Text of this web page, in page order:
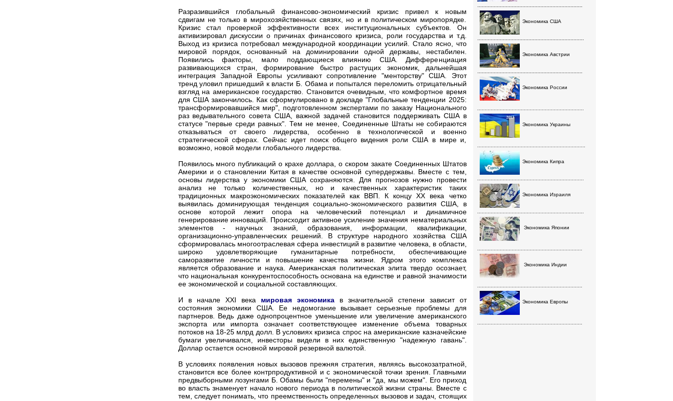
Разразившийся глобальный финансово-экономический кризис привел к новым
сдвигам не только в мирохозяйственных связях, но и в политическом миропорядке.
Кризис стал проверкой эффективности всех институциональных субъектов. Он
активизировал дискуссии о причинах финансового кризиса, роли государства и т.д.
Выход из кризиса потребовал международной координации усилий. Стало ясно, что
мировой порядок, основанный на доминировании одной державы, нестабилен.
Появились факторы, мало поддающиеся влиянию США. Дифференциация
развивающихся стран, формирование быстро растущих экономик, дальнейшая
интеграция Западной Европы усиливают сопротивление "менторству" США. Этот
тренд уловил пришедший к власти Б. Обама и попытался переломить отрицательный
взгляд на американское государство. Становится очевидным, что комфортное время
для США закончилось. Как сформулировано в докладе "Глобальные тенденции 2025:
трансформировавшийся мир", подготовленном экспертами по заказу Национального
раз ведывательного совета США, важной задачей становится поддерживать США в
статусе "первые среди равных". Тем не менее, Соединенные Штаты не собираются
отказываться от своего лидерства, особенно в технологической и военно
стратегической сферах. Сейчас идет поиск общего видения роли США в мире и,
возможно, новой модели глобального лидерства.
Появилось много публикаций о крахе доллара, о скором закате Соединенных Штатов
Америки и о становлении Китая в качестве основной супердержавы. Вместе с тем,
основы лидерства у экономики США сохраняются. Для прогнозов нужно провести
анализ не только количественных, но и качественных характеристик таких
традиционных макроэкономических показателей как ВВП. К концу XX века четко
выявилась доминирующая тенденция социально-экономического развития США, в
основе которой лежит опора на человеческий потенциал и динамичное
генерирование инноваций. Происходит активное усиление значения нематериальных
элементов - научных знаний, образования, информации, квалификации,
организационно-управленческих решений. В структуре народного хозяйства США
сформировалась многоотраслевая сфера инвестиций в развитие человека, в области,
широко удовлетворяющие гуманитарные потребности, обеспечивающие
саморазвитие личности и повышение качества жизни. Ядром этого комплекса
является образование и наука. Американская политическая элита твердо осознает,
что национальная конкурентоспособность основана на единстве и равной значимости
ее экономической и социальной составляющих.
И в начале XXI века мировая экономикав значительной степени зависит от
состояния экономики США. Ее недомогание вызывает серьезные проблемы для
партнеров. Ведь даже однопроцентное уменьшение или увеличение американского
экспорта или импорта означает соответствующее изменение объема товарных
потоков на 18-25 млрд долл. В условиях кризиса спрос на американские казначейские
бумаги увеличивался, инвесторы видели в них единственную "надежную гавань".
Доллар остается основной мировой резервной валютой.
В условиях появления новых вызовов прежняя стратегия, являясь высокозатратной,
становится все более контрпродуктивной и с экономической точки зрения. Главными
предвыборными лозунгами Б. Обамы были "перемены" и "да, мы можем". Его приход
во власть знаменует начало нового периода в политической жизни страны. Вместе с
тем, следует понимать, что преемственность определенных вызовов и задач, стоящих
......................................................................
Экономика США
.......................................................................
Экономика Австрии
......................................................................
Экономика России
Экономика Украины
Экономика Кипра
Экономика Израиля
Экономика Японии
Экономика Индии
Экономика Европы